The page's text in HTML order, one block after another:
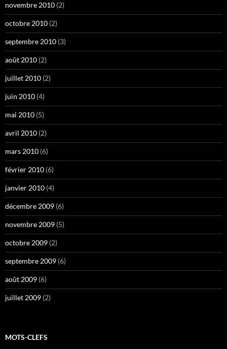
novembre 2010 (2)
octobre 2010 (2)
septembre 2010 (3)
août 2010 (2)
juillet 2010 (2)
juin 2010 (4)
mai 2010 (5)
avril 2010 (2)
mars 2010 (6)
février 2010 (6)
janvier 2010 (4)
décembre 2009 (6)
novembre 2009 (5)
octobre 2009 (2)
septembre 2009 (6)
août 2009 (6)
juillet 2009 (2)
MOTS-CLEFS